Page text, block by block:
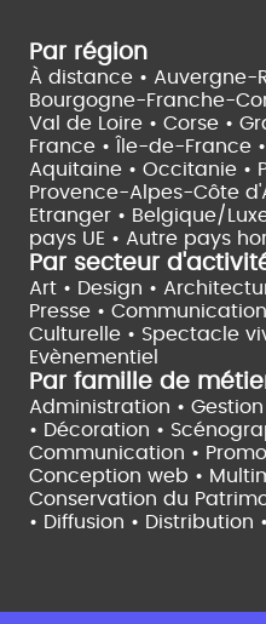
Par région
À distance • Auvergne-
Bourgogne-Franche-
Val de Loire • Corse •
France •
Île-de-France •
Aquitaine • Occitanie •
Provence-Alpes-Côte
Etranger • Belgique/
pays UE • Autre pays
Par secteur
Art • Design •
Presse •
Culturelle • Spectacle
Evènementiel
Par famille de
Administration • Gestion
• Décoration •
Communication •
Conception web •
Conservation du
• Diffusion •